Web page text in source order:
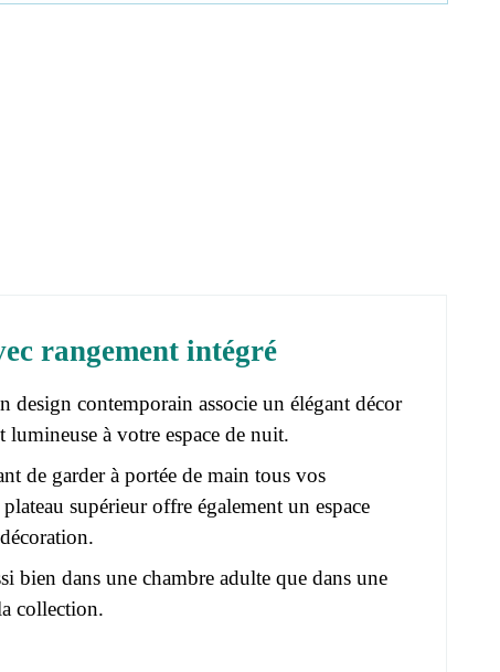
rangement intégré
design contemporain associe un élégant décor
lumineuse à votre espace de nuit.
de garder à portée de main tous vos
supérieur offre également un espace
bien dans une chambre adulte que dans une
collection.